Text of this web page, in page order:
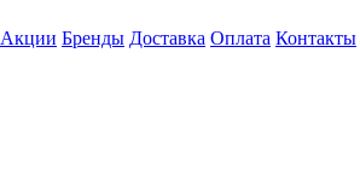
Акции Бренды Доставка Оплата Контакты